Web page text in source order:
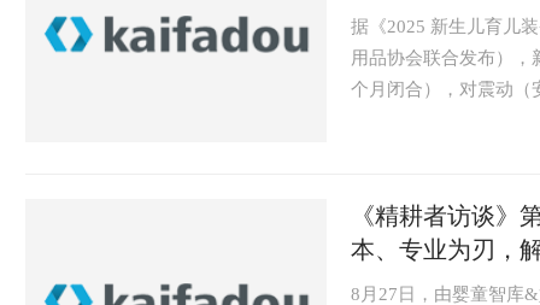
据《2025 新生儿育儿
用品协会联合发布），
个月闭合），对震动（
《精耕者访谈》
本、专业为刃，
8月27日，由婴童智库